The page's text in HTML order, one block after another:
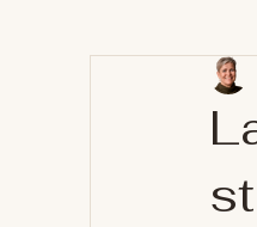
Clairvoyance